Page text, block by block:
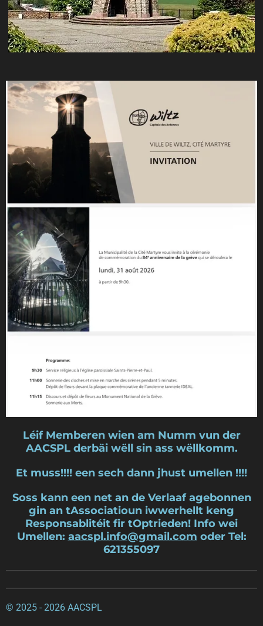
Léif Memberen wien am Numm vun der
AACSPL derbäi wëll sin ass wëllkomm.
Et muss!!!! een sech dann jhust umellen !!!!
Soss kann een net an de Verlaaf agebonnen
gin an tAssociatioun iwwerhellt keng
Responsablitéit fir tOptrieden! Info wei
Umellen: aacspl.info@gmail.com oder Tel:
621355097
© 2025 - 2026 AACSPL